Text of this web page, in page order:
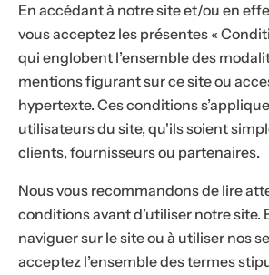
s
é
r
u
m
,
p
En accédant à notre site et/ou en
vous acceptez les présentes «
qui englobent l’ensemble des
mentions figurant sur ce site ou
hypertexte. Ces conditions
utilisateurs du site, qu'ils soient
clients, fournisseurs ou partenaires.
Nous vous recommandons de lire
conditions avant d’utiliser notre site.
naviguer sur le site ou à utiliser nos
acceptez l’ensemble des termes